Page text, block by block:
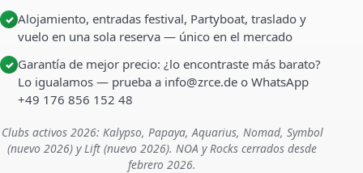
✓ Alojamiento, entradas festival, Partyboat, traslado y
vuelo en una sola reserva — único en el mercado
✓ Garantía de mejor precio: ¿lo encontraste más barato?
Lo igualamos — prueba a info@zrce.de o WhatsApp
+49 176 856 152 48
Clubs activos 2026: Kalypso, Papaya, Aquarius, Nomad, Symbol
(nuevo 2026) y Lift (nuevo 2026). NOA y Rocks cerrados desde
febrero 2026.